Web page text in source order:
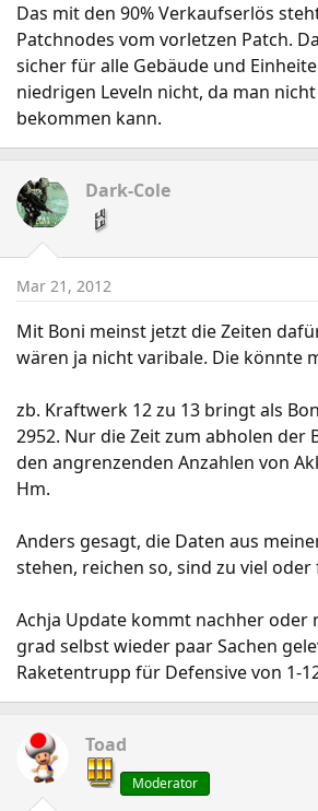
Das mit den 90% Verkaufserlös
Patchnodes vom vorletzen Patch.
sicher für alle Gebäude und
niedrigen Leveln nicht, da man nicht
bekommen kann.
Dark-Cole
Mar 21, 2012
Mit Boni meinst jetzt die Zeiten
wären ja nicht varibale. Die könnte
zb. Kraftwerk 12 zu 13 bringt als
2952. Nur die Zeit zum abholen der
den angrenzenden Anzahlen von
Hm.
Anders gesagt, die Daten aus
stehen, reichen so, sind zu viel
Achja Update kommt nachher oder
grad selbst wieder paar Sachen
Raketentrupp für Defensive von 1-
Toad
Moderator